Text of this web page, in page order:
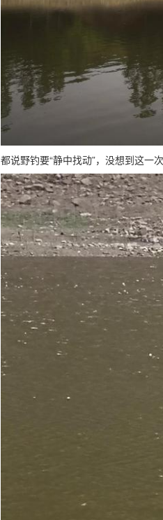
都说野钓要“静中找动”，没想到这一